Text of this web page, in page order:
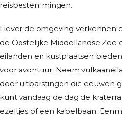
reisbestemmingen.
Liever de omgeving verkennen
de Oostelijke Middellandse Zee
eilanden en kustplaatsen
voor avontuur. Neem
door uitbarstingen die eeuwen
kunt vandaag de dag de
ezeltjes of een kabelbaan.